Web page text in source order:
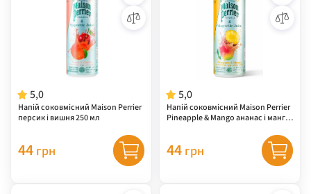
5,0
Напій соковмісний Maison Perrier
персик і вишня 250 мл
44 грн
5,0
Напій соковмісний Maison Perrier
Pineapple & Mango ананас і манго
44 грн